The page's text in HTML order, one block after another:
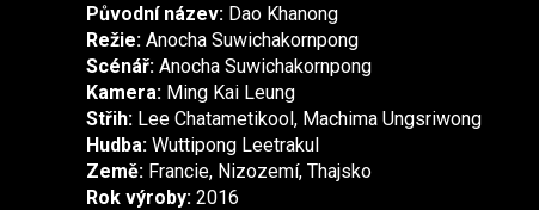
Původní název: Dao Khanong
Režie: Anocha Suwichakornpong
Scénář: Anocha Suwichakornpong
Kamera: Ming Kai Leung
Střih: Lee Chatametikool, Machima Ungsriwong
Hudba: Wuttipong Leetrakul
Země: Francie, Nizozemí, Thajsko
Rok výroby: 2016